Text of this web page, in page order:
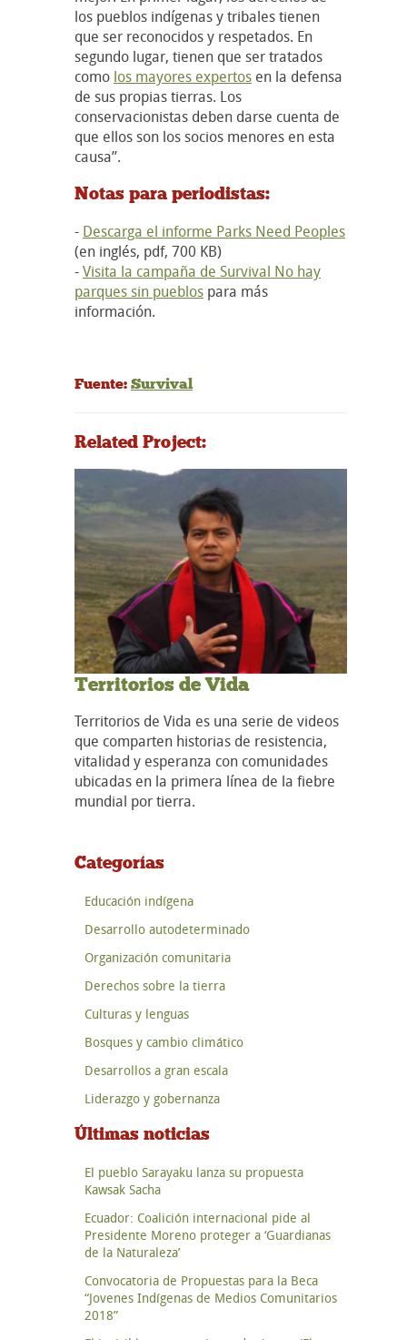
los pueblos indígenas y tribales tienen
que ser reconocidos y respetados. En
segundo lugar, tienen que ser tratados
como los mayores expertos en la defensa
de sus propias tierras. Los
conservacionistas deben darse cuenta de
que ellos son los socios menores en esta
causa”.
Notas para periodistas:
- Descarga el informe Parks Need Peoples
(en inglés, pdf, 700 KB)
-Visita la campaña de Survival No hay
parques sin pueblos para más
información.
Fuente: Survival
Related Project:
Territorios de Vida
Territorios de Vida es una serie de videos
que comparten historias de resistencia,
vitalidad y esperanza con comunidades
ubicadas en la primera línea de la fiebre
mundial por tierra.
Categorías
Educación indígena
Desarrollo autodeterminado
Organización comunitaria
Derechos sobre la tierra
Culturas y lenguas
Bosques y cambio climático
Desarrollos a gran escala
Liderazgo y gobernanza
Últimas noticias
El pueblo Sarayaku lanza su propuesta
Kawsak Sacha
Ecuador: Coalición internacional pide al
Presidente Moreno proteger a ‘Guardianas
de la Naturaleza’
Convocatoria de Propuestas para la Beca
“Jovenes Indígenas de Medios Comunitarios
2018”